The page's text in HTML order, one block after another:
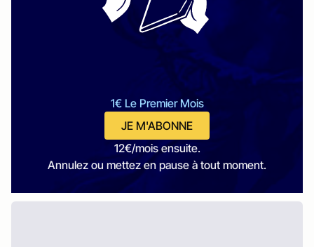
1€ Le Premier Mois
JE M'ABONNE
12€/mois ensuite.
Annulez ou mettez en pause à tout moment.